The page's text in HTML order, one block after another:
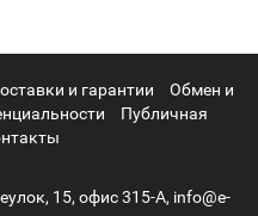
и гарантии
Обмен и
Публичная
15, офис 315-А, info@e-